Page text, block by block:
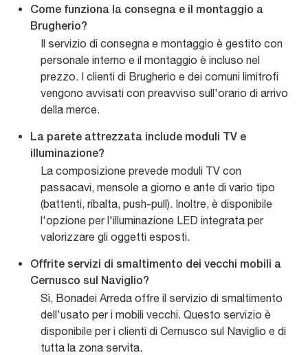
Come funziona la consegna e il montaggio a
Brugherio?
Il servizio di consegna e montaggio è gestito con
personale interno e il montaggio è incluso nel
prezzo. I clienti di Brugherio e dei comuni limitrofi
vengono avvisati con preavviso sull'orario di arrivo
della merce.
La parete attrezzata include moduli TV e
illuminazione?
La composizione prevede moduli TV con
passacavi, mensole a giorno e ante di vario tipo
(battenti, ribalta, push-pull). Inoltre, è disponibile
l'opzione per l'illuminazione LED integrata per
valorizzare gli oggetti esposti.
Offrite servizi di smaltimento dei vecchi mobili a
Cernusco sul Naviglio?
Sì, Bonadei Arreda offre il servizio di smaltimento
dell'usato per i mobili vecchi. Questo servizio è
disponibile per i clienti di Cernusco sul Naviglio e di
tutta la zona servita.